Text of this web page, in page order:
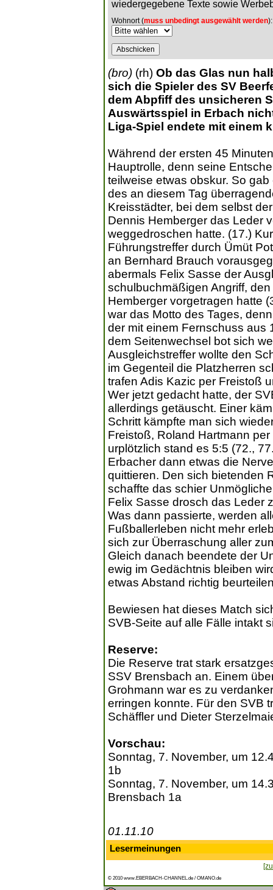
wiedergegebene Texte sowie
Wohnort (muss unbedingt ausgewählt werden):
(bro) (rh) Ob das Glas nun
sich die Spieler des SV
dem Abpfiff des unsicheren
Auswärtsspiel in Erbach
Liga-Spiel endete mit einem
Während der ersten 45
Hauptrolle, denn seine
teilweise etwas obskur. So
des an diesem Tag
Kreisstädter, bei dem selbst
Dennis Hemberger das Leder
weggedroschen hatte. (17.)
Führungstreffer durch Ümüt
an Bernhard Brauch
abermals Felix Sasse der
schulbuchmäßigen Angriff,
Hemberger vorgetragen hatte
war das Motto des Tages,
der mit einem Fernschuss aus
dem Seitenwechsel bot sich
Ausgleichstreffer wollte den
im Gegenteil die Platzherren
trafen Adis Kazic per Freistoß
Wer jetzt gedacht hatte, der
allerdings getäuscht. Einer
Schritt kämpfte man sich
Freistoß, Roland Hartmann
urplötzlich stand es 5:5 (72.,
Erbacher dann etwas die
quittieren. Den sich bietenden
schaffte das schier
Felix Sasse drosch das Leder
Was dann passierte, werden
Fußballerleben nicht mehr
sich zur Überraschung aller
Gleich danach beendete der
ewig im Gedächtnis bleiben
etwas Abstand richtig
Bewiesen hat dieses Match
SVB-Seite auf alle Fälle intakt
Reserve:
Die Reserve trat stark
SSV Brensbach an. Einem
Grohmann war es zu
erringen konnte. Für den SVB
Schäffler und Dieter
Vorschau:
Sonntag, 7. November, um
1b
Sonntag, 7. November, um
Brensbach 1a
01.11.10
Lesermeinungen
© 2010 www.EBERBACH-CHANNEL.de / OMANO.de